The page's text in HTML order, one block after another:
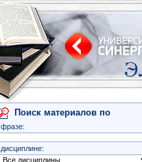
Поиск материалов по
фразе:
дисциплине: